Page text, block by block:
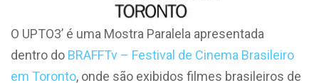
O UPTO3’ é uma Mostra Paralela apresentada
dentro do BRAFFTv – Festival de Cinema Brasileiro
em Toronto, onde são exibidos filmes brasileiros de